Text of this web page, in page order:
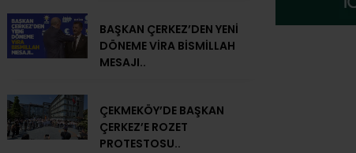
BAŞKAN ÇERKEZ’DEN YENİ
DÖNEME VİRA BİSMİLLAH
MESAJI..
ÇEKMEKÖY’DE BAŞKAN
ÇERKEZ’E ROZET
PROTESTOSU..